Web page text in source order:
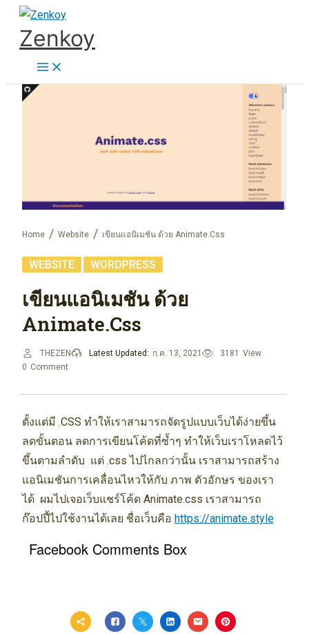
Skip
content
Zenkoy
Home Website เขียนแอนิเมชัน ด้วย Animate.css
WEBSITE WORDPRESS
เขียนแอนิเมชัน ด้วย
Animate.css
THEZEN Latest Updated: ก.ค. 13, 2021 3181
View
0 Comment
ตั้งแต่มี .CSS ทำให้เราสามารถจัดรูปแบบเว็บได้ง่ายขึ้น
ลดขั้นตอน ลดการเขียนโค้ดที่ซ้ำๆ ทำให้เว็บเราโหลดไว้
ขึ้นตามลำดับ แต่ .css ไปไกลกว่านั้น เราสามารถสร้าง
แอนิเมชันการเคลื่อนไหวให้กับ ภาพ ตัวอักษร ของเรา
ได้ ผมไปเจอเว็บแชร์โค้ด Animate.css เราสามารถ
ก๊อปปี้ไปใช้งานได้เลย ชื่อเว็บคือ https://animate.style
Facebook Comments Box